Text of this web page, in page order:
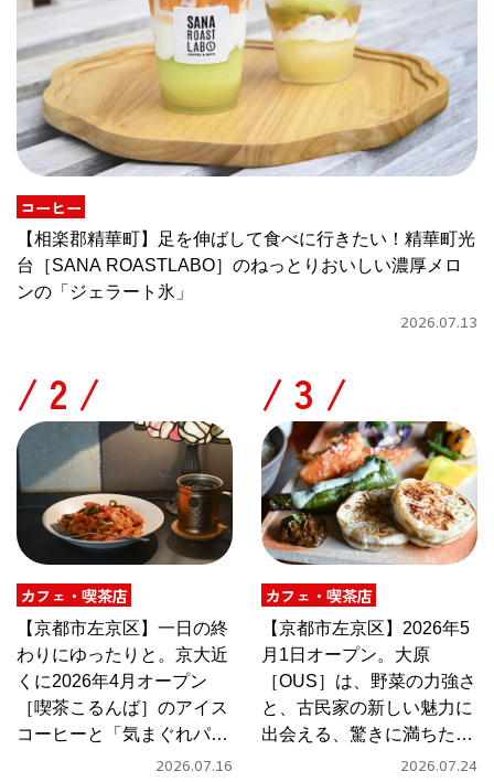
コーヒー
【相楽郡精華町】足を伸ばして食べに行きたい！精華町光
台［SANA ROASTLABO］のねっとりおいしい濃厚メロ
ンの「ジェラート氷」
2026.07.13
/
カフェ・喫茶店
【京都市左京区】一日の終
わりにゆったりと。京大近
くに2026年4月オープン
［喫茶こるんば］のアイス
コーヒーと「気まぐれパス
2026.07.16
/
カフェ・喫茶店
【京都市左京区】2026年5
月1日オープン。大原
［OUS］は、野菜の力強さ
と、古民家の新しい魅力に
出会える、驚きに満ちたカ
2026.07.24